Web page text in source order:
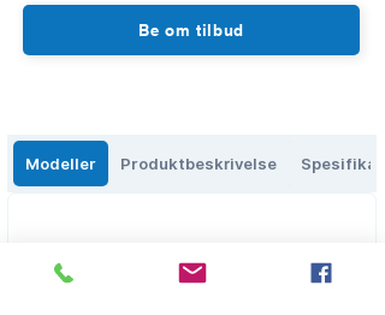
Be om tilbud
Modeller Produktbeskrivelse